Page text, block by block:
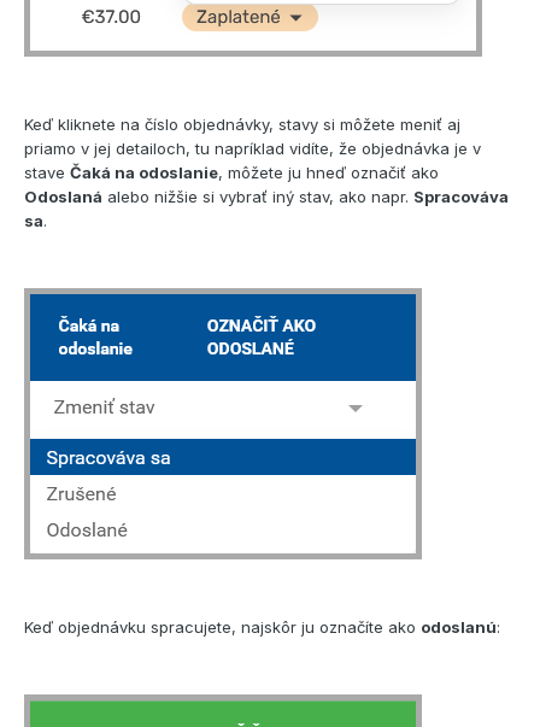
Keď kliknete na číslo objednávky, stavy si môžete meniť aj
priamo v jej detailoch, tu napríklad vidíte, že objednávka je v
stave Čaká na odoslanie, môžete ju hneď označiť ako
Odoslaná alebo nižšie si vybrať iný stav, ako napr. Spracováva
sa.
Keď objednávku spracujete, najskôr ju označíte ako odoslanú: